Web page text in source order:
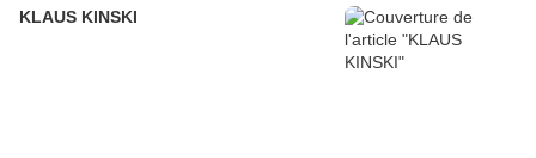
KLAUS KINSKI